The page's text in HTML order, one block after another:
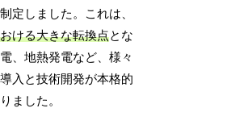
定しました。これは、
ける大きな転換点とな
、地熱発電など、様々
入と技術開発が本格的
ました。